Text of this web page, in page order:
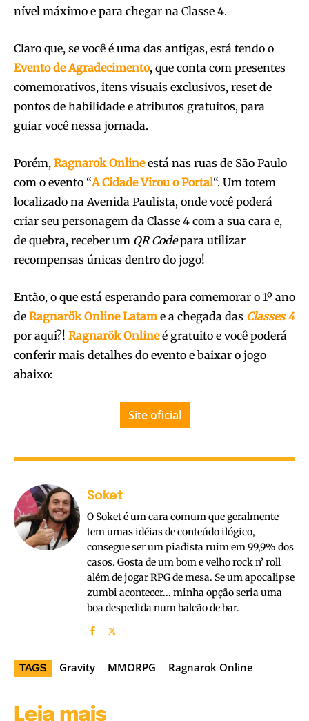
nível máximo e para chegar na Classe 4.
Claro que, se você é uma das antigas, está tendo o
Evento de Agradecimento, que conta com presentes
comemorativos, itens visuais exclusivos, reset de
pontos de habilidade e atributos gratuitos, para
guiar você nessa jornada.
Porém, Ragnarok Online está nas ruas de São Paulo
com o evento “A Cidade Virou o Portal“. Um totem
localizado na Avenida Paulista, onde você poderá
criar seu personagem da Classe 4 com a sua cara e,
de quebra, receber um QR Codepara utilizar
recompensas únicas dentro do jogo!
Então, o que está esperando para comemorar o 1º ano
de Ragnarök Online Latame a chegada das Classes 4
por aqui?! Ragnarök Onlineé gratuito e você poderá
conferir mais detalhes do evento e baixar o jogo
abaixo:
Site oficial
Soket
O Soket é um cara comum que geralmente
tem umas idéias de conteúdo ilógico,
consegue ser um piadista ruim em 99,9% dos
casos. Gosta de um bom e velho rock n’ roll
além de jogar RPG de mesa. Se um apocalipse
zumbi acontecer... minha opção seria uma
boa despedida num balcão de bar.
TAGS Gravity MMORPG Ragnarok Online
Leia mais